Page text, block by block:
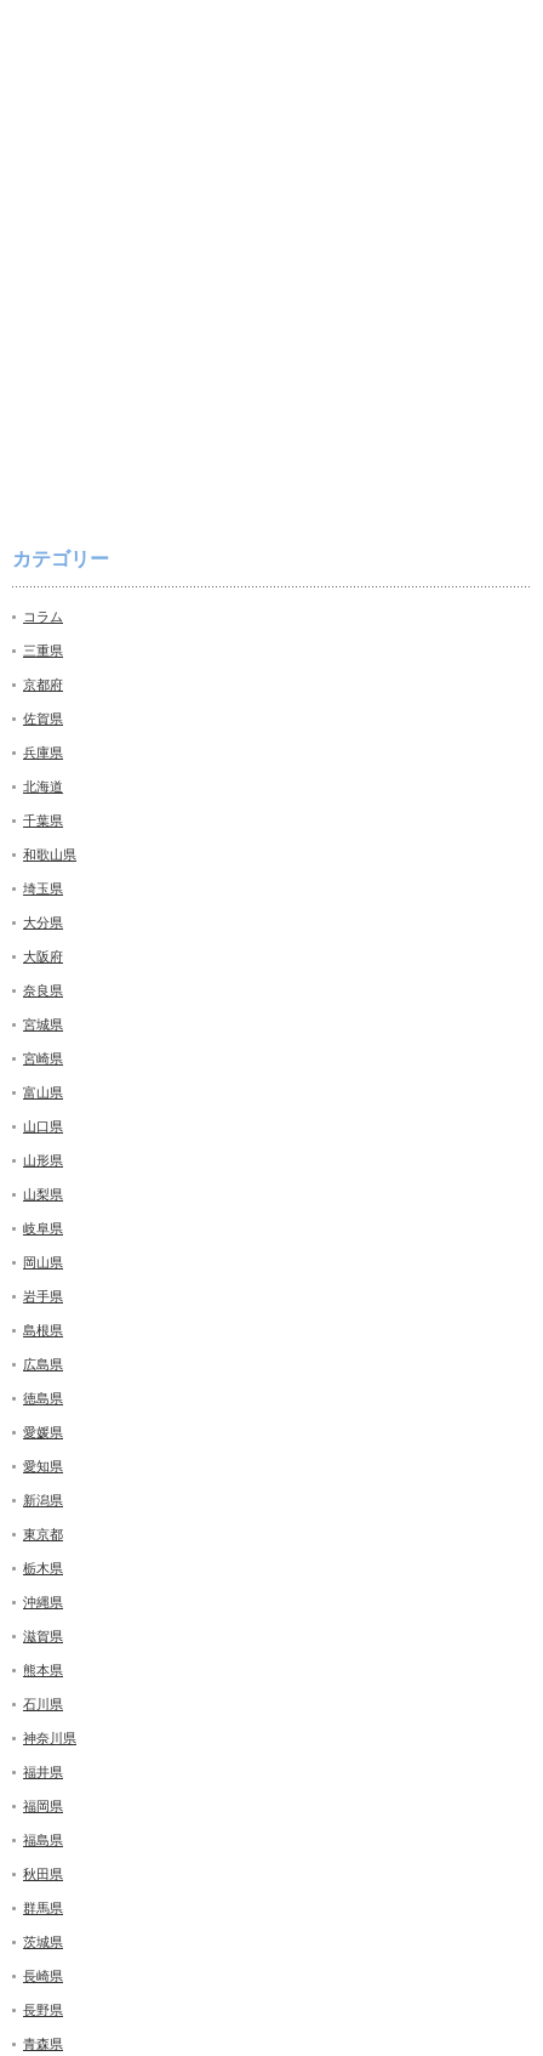
カテゴリー
コラム
三重県
京都府
佐賀県
兵庫県
北海道
千葉県
和歌山県
埼玉県
大分県
大阪府
奈良県
宮城県
宮崎県
富山県
山口県
山形県
山梨県
岐阜県
岡山県
岩手県
島根県
広島県
徳島県
愛媛県
愛知県
新潟県
東京都
栃木県
沖縄県
滋賀県
熊本県
石川県
神奈川県
福井県
福岡県
福島県
秋田県
群馬県
茨城県
長崎県
長野県
青森県